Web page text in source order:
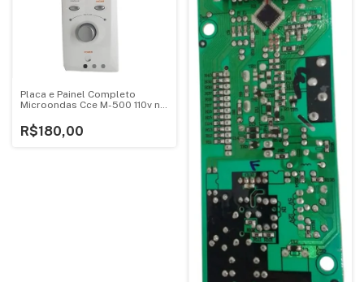
Placa e Painel Completo
Microondas Cce M-500 110v no
R$180,00